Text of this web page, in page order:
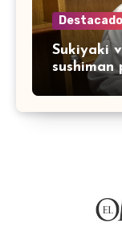
Destacado
Sukiyaki
sushiman